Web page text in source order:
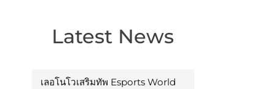
Latest News
เลอโนโวเสริมทัพ Esports World